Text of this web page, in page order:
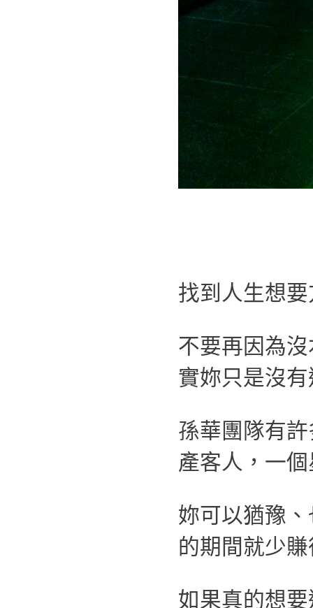
找到人生想
不要再因為
實妳只是沒
孫華團隊有
產客人，一
妳可以猶豫
的期間就少
如果真的想